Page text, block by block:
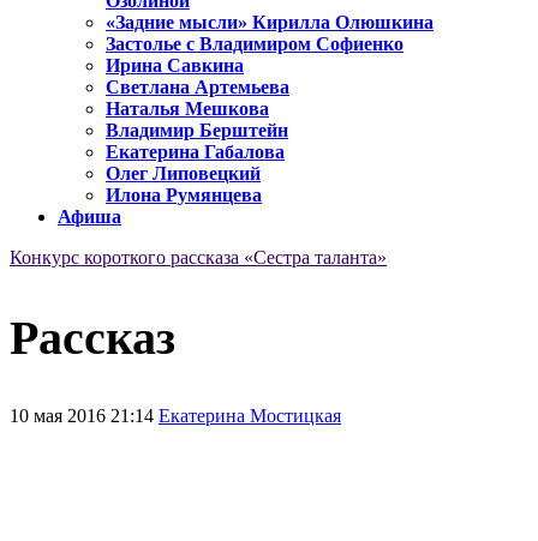
«Задние мысли» Кирилла Олюшкина
Застолье с Владимиром Софиенко
Ирина Савкина
Светлана Артемьева
Наталья Мешкова
Владимир Берштейн
Екатерина Габалова
Олег Липовецкий
Илона Румянцева
Афиша
Конкурс короткого рассказа «Сестра таланта»
Рассказ
10 мая 2016 21:14 Екатерина Мостицкая